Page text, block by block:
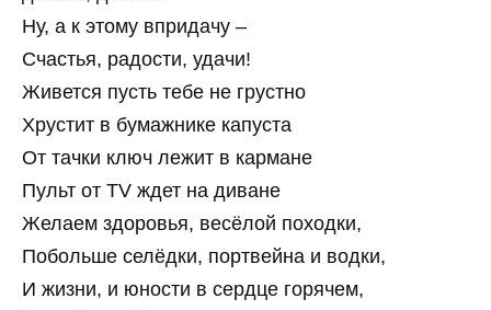
Ну, а к этому впридачу –
Счастья, радости, удачи!
Живется пусть тебе не грустно
Хрустит в бумажнике капуста
От тачки ключ лежит в кармане
Пульт от TV ждет на диване
Желаем здоровья, весёлой походки,
Побольше селёдки, портвейна и водки,
И жизни, и юности в сердце горячем,